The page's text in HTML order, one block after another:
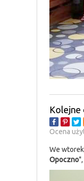
Kolejne
Ocena
We
Opoczno